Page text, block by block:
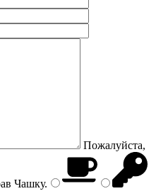
Пожалуйста,
Чашку.